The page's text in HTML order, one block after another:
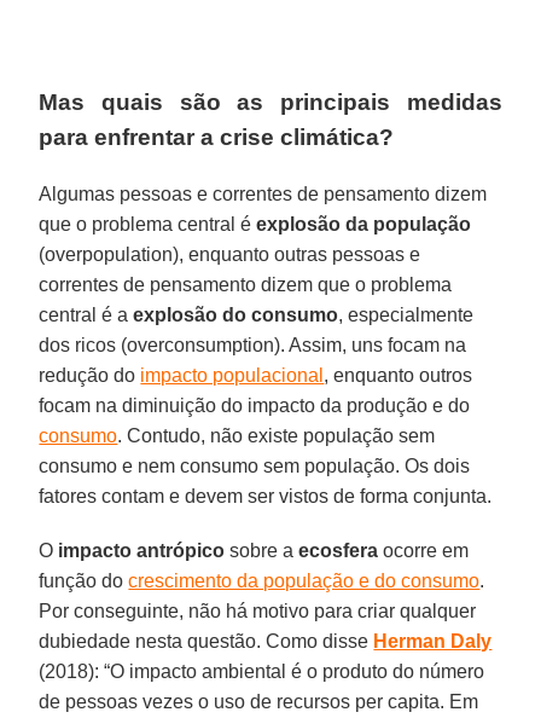
Mas quais são as principais medidas
para enfrentar a crise climática?
Algumas pessoas e correntes de pensamento dizem
que o problema central éexplosão da população
(overpopulation), enquanto outras pessoas e
correntes de pensamento dizem que o problema
central é aexplosão do consumo, especialmente
dos ricos (overconsumption). Assim, uns focam na
redução do impacto populacional , enquanto outros
focam na diminuição do impacto da produção e do
consumo. Contudo, não existe população sem
consumo e nem consumo sem população. Os dois
fatores contam e devem ser vistos de forma conjunta.
O impacto antrópico sobre aecosfera ocorre em
função docrescimento da população e do consumo.
Por conseguinte, não há motivo para criar qualquer
dubiedade nesta questão. Como disse Herman Daly
(2018): “O impacto ambiental é o produto do número
de pessoas vezes o uso de recursos per capita. Em